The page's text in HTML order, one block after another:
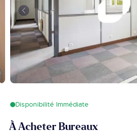
Disponibilité Immédiate
À Acheter Bureaux